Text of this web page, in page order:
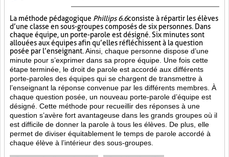
La méthode pédagogique Phillips 6.6consiste à répartir les élèves
d’une classe en sous-groupes composés de six personnes. Dans
chaque équipe, un porte-parole est désigné. Six minutes sont
allouées aux équipes afin qu’elles réfléchissent à la question
posée par l’enseignant. Ainsi, chaque personne dispose d’une
minute pour s’exprimer dans sa propre équipe. Une fois cette
étape terminée, le droit de parole est accordé aux différents
porte-paroles des équipes qui se chargent de transmettre à
l’enseignant la réponse convenue par les différents membres. À
chaque question posée, un nouveau porte-parole d’équipe est
désigné. Cette méthode pour recueillir des réponses à une
question s’avère fort avantageuse dans les grands groupes où il
est difficile de donner la parole à tous les élèves. De plus, elle
permet de diviser équitablement le temps de parole accordé à
chaque élève à l’intérieur des sous-groupes.